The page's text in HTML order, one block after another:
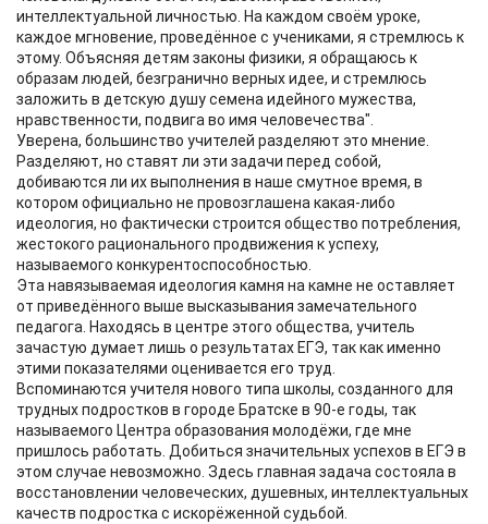
интеллектуальной личностью. На каждом своём уроке,
каждое мгновение, проведённое с учениками, я стремлюсь к
этому. Объясняя детям законы физики, я обращаюсь к
образам людей, безгранично верных идее, и стремлюсь
заложить в детскую душу семена идейного мужества,
нравственности, подвига во имя человечества".
Уверена, большинство учителей разделяют это мнение.
Разделяют, но ставят ли эти задачи перед собой,
добиваются ли их выполнения в наше смутное время, в
котором официально не провозглашена какая-либо
идеология, но фактически строится общество потребления,
жестокого рационального продвижения к успеху,
называемого конкурентоспособностью.
Эта навязываемая идеология камня на камне не оставляет
от приведённого выше высказывания замечательного
педагога. Находясь в центре этого общества, учитель
зачастую думает лишь о результатах ЕГЭ, так как именно
этими показателями оценивается его труд.
Вспоминаются учителя нового типа школы, созданного для
трудных подростков в городе Братске в 90-е годы, так
называемого Центра образования молодёжи, где мне
пришлось работать. Добиться значительных успехов в ЕГЭ в
этом случае невозможно. Здесь главная задача состояла в
восстановлении человеческих, душевных, интеллектуальных
качеств подростка с искорёженной судьбой.